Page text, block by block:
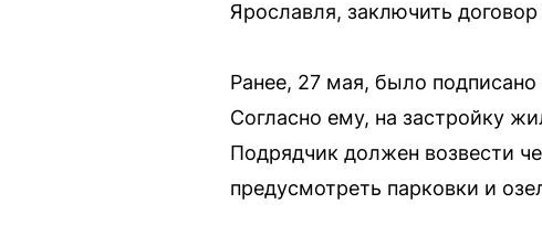
Ярославля, заключить
Ранее, 27 мая, было
Согласно ему, на застройку
Подрядчик должен возвести
предусмотреть парковки и